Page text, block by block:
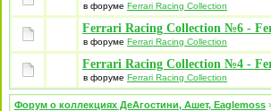
в форуме Ferrari Racing Collection
Ferrari Racing Collection №6 -
в форуме Ferrari Racing Collection
Ferrari Racing Collection №4 -
в форуме Ferrari Racing Collection
Форум о коллекциях ДеАгостини, Ашет, Eaglemoss